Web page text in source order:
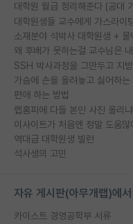
대학원 월급 정리해준다 (공대
소재분야 석박사 대학원생 + 물
가슴에 손을 올려놓고 싫어하
편애 하는 방법
랩홈피에 다들 본인 사진 올리냐
이사이트가 처음엔 정말 도움많
역대급 대학원생 빌런
석사생의 고민
자유 게시판(아무개랩)에
카이스트 경영공학부 서류